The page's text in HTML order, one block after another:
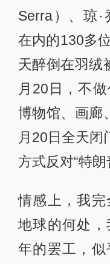
Serra）、琼·
在内的130多
天醉倒在羽绒
月20日，不
博物馆、画廊
月20日全天闭
方式反对“特朗
情感上，我
地球的何处
年的罢工，